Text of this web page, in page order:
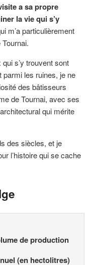
a sa propre
la vie qui s’y
m’a particulièrement
s’y trouvent sont
les ruines, je ne
des bâtisseurs
de Tournai, avec ses
qui mérite
des siècles, et je
l’histoire qui se cache
de production
(en hectolitres)